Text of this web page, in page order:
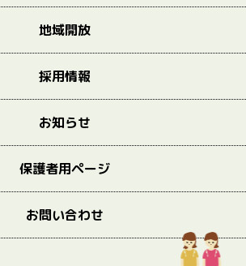
地域開放
採用情報
お知らせ
保護者用ページ
お問い合わせ